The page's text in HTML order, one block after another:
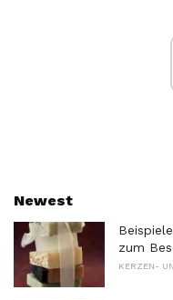
Newest
zum
KERZEN-